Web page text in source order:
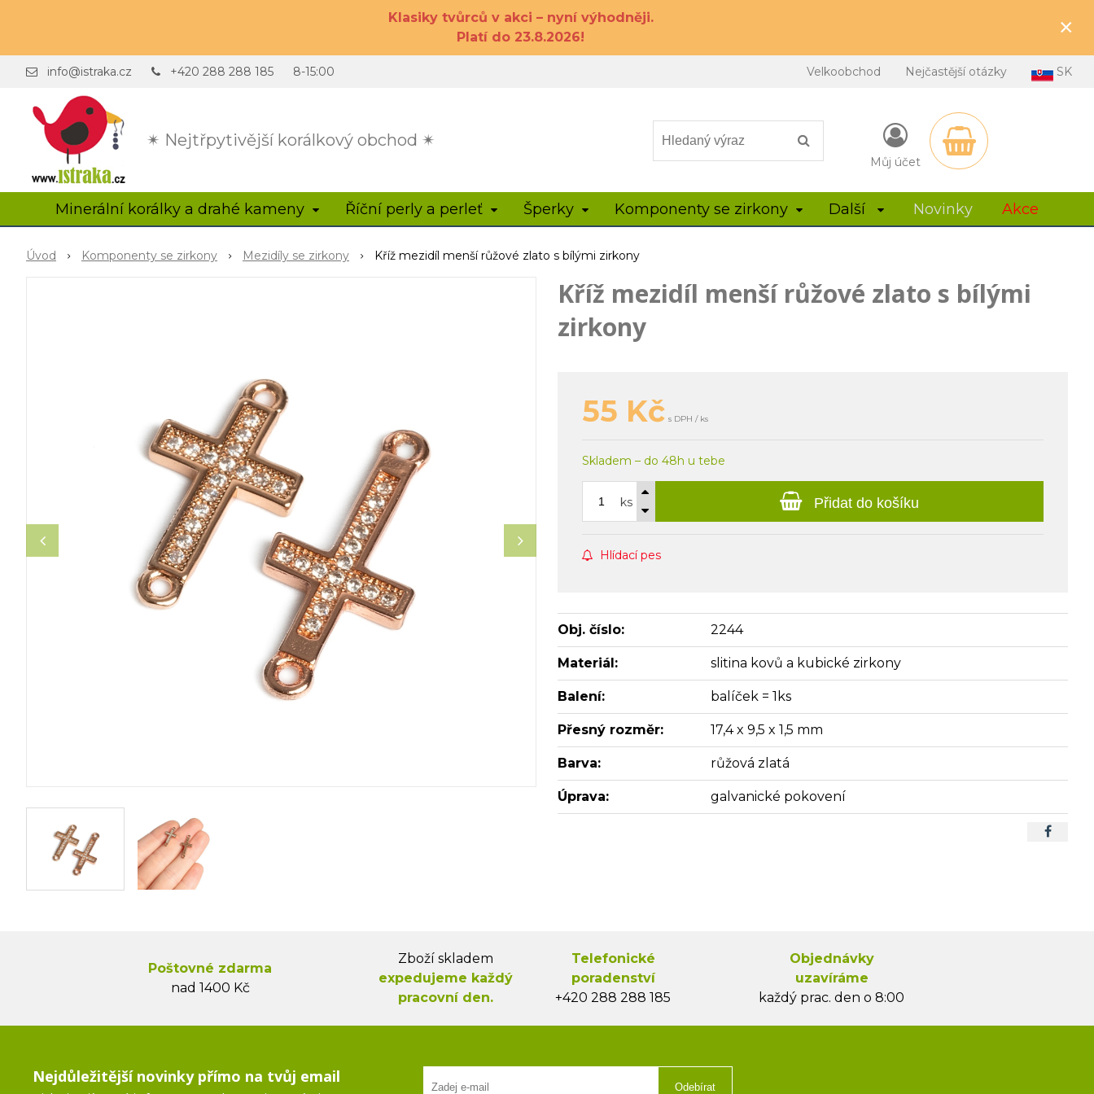
Klasiky tvůrců v akci – nyní výhodněji.
Platí do 23.8.2026!
×
✴ Nejtřpytivější korálkový obchod ✴
info@istraka.cz +420 288 288 185 8-15:00 Velkoobchod Nejčastější otázky SK
Můj účet
Minerální korálky a drahé kameny Říční perly a perleť Šperky Komponenty se zirkony Další Novinky Akce
Úvod Komponenty se zirkony Mezidíly se zirkony Kříž mezidíl menší růžové zlato s bílými zirkony
Kříž mezidíl menší růžové zlato s bílými
zirkony
55 Kč s DPH / ks
Skladem – do 48h u tebe
ks Přidat do košíku
Hlídací pes
Obj. číslo: 2244
Materiál: slitina kovů a kubické zirkony
Balení: balíček = 1ks
Přesný rozměr: 17,4 x 9,5 x 1,5 mm
Barva: růžová zlatá
Úprava: galvanické pokovení
Poštovné zdarma
nad 1400 Kč
Zboží skladem
expedujeme každý
pracovní den.
Telefonické
poradenství
+420 288 288 185
Objednávky
uzavíráme
každý prac. den o 8:00
Nejdůležitější novinky přímo na tvůj email
Odebírat